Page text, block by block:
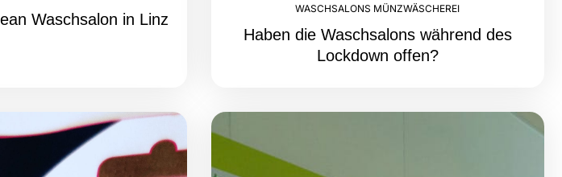
Waschsalon in Linz
WASCHSALONS MÜNZWÄSCHEREI
Haben die Waschsalons während des
Lockdown offen?